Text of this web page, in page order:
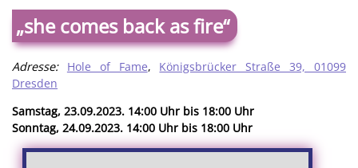
„she comes back as fire“
Adresse: Hole of Fame, Königsbrücker Straße 39, 01099
Dresden
Samstag, 23.09.2023. 14:00 Uhr bis 18:00 Uhr
Sonntag, 24.09.2023. 14:00 Uhr bis 18:00 Uhr